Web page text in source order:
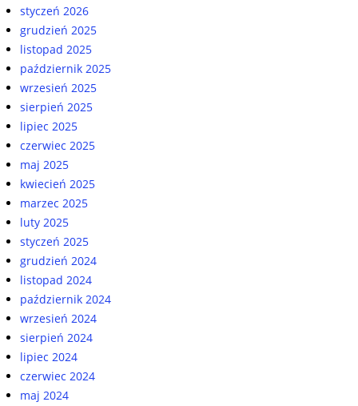
styczeń 2026
grudzień 2025
listopad 2025
październik 2025
wrzesień 2025
sierpień 2025
lipiec 2025
czerwiec 2025
maj 2025
kwiecień 2025
marzec 2025
luty 2025
styczeń 2025
grudzień 2024
listopad 2024
październik 2024
wrzesień 2024
sierpień 2024
lipiec 2024
czerwiec 2024
maj 2024